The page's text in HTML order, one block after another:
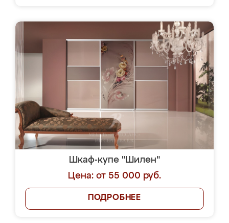
Шкаф-купе "Шилен"
Цена: от 55 000 руб.
ПОДРОБНЕЕ